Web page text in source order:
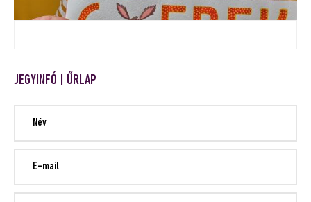
JEGYINFÓ | ŰRLAP